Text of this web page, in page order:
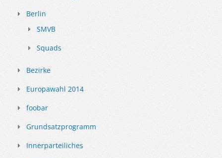
Berlin
SMVB
Squads
Bezirke
Europawahl 2014
foobar
Grundsatzprogramm
Innerparteiliches